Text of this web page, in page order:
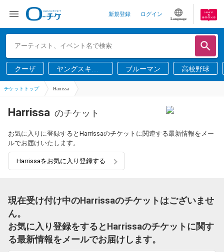
新規登録 ログイン
Language
クーザ
ヤングスキニ
ー
ブルーマン 高校野球
チケットトップ Harrissa
Harrissa のチケット
お気に入りに登録するとHarrissaのチケットに関連する最新情報をメー
ルでお届けいたします。
Harrissaをお気に入り登録する
現在受け付け中のHarrissaのチケットはございませ
ん。
お気に入り登録をするとHarrissaのチケットに関す
る最新情報をメールでお届けします。